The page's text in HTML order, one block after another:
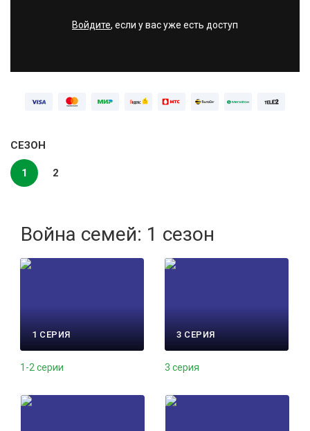
Войдите, если у вас уже есть доступ
СЕЗОН
1 2
Война семей: 1 сезон
1 СЕРИЯ
1-2 серии
3 СЕРИЯ
3 серия